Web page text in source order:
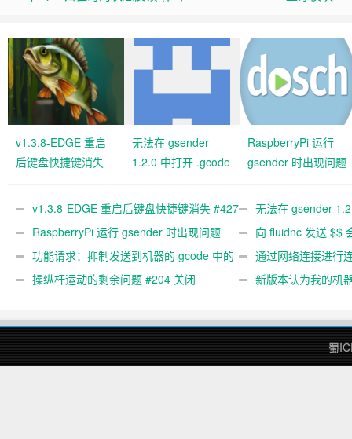
v1.3.8-EDGE 重启
后键盘快捷键消失
无法在 gsender
1.2.0 中打开 .gcode
RaspberryPi 运行
gsender 时出现问题
v1.3.8-EDGE 重启后键盘快捷键消失 #427
关闭
无法在 gsender
#367
RaspberryPi 运行 gsender 时出现问题
#89
向 fluidnc 发送 $$
#473
功能请求：抑制发送到机器的 gcode 中的
gcode 注释。 #444 关闭
通过网络连接进行
操纵杆运动的剩余问题 #204 关闭
新版本认为我的机
蜀